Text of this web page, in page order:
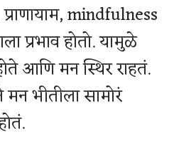
mindfulness
प्रभाव होतो. यामुळे
आणि मन स्थिर राहतं.
भीतीला सामोरं